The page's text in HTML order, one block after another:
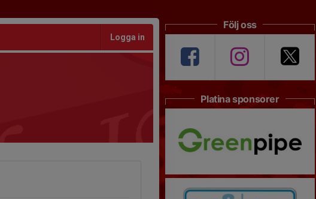
Logga in
Följ oss
Platina sponsorer